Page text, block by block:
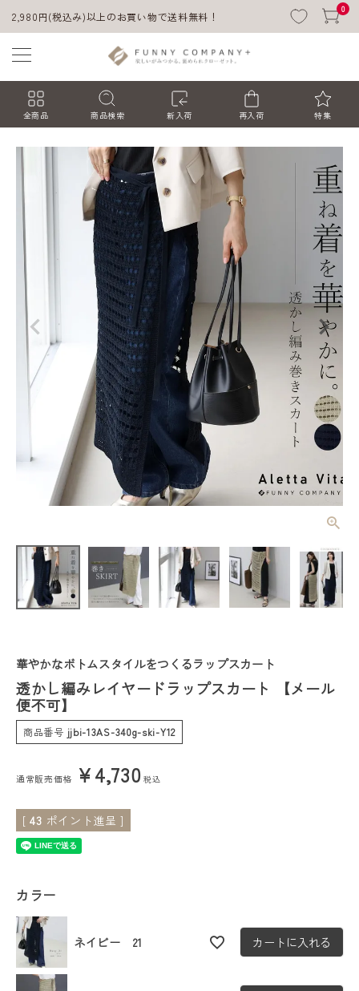
2,980円(税込み)以上のお買い物で送料無料！
0
全商品 商品検索 新入荷 再入荷 特集
ACCOUNT MENU
ようこそ ゲスト 様
ログイン 会員登録
透かし編みレ
イヤードラッ
可】
ファッション雑貨
華やかなボトムスタイルをつくるラップスカート
透かし編みレイヤードラップスカート 【メール
便不可】
商品番号 jjbi-13AS-340g-ski-Y12
通常販売価格 ¥4,730 税込
[ 43 ポイント進呈 ]
カラー
ネイビー 21 カートに入れる